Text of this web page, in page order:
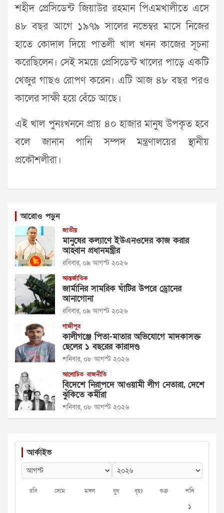
শহীদ প্রেসিডেন্ট জিয়াউর রহমান পিএমখালীতে এসে
৪৮ বছর আগে ১৯৭৯ সালের নভেম্বর মাসে নিজের
হাতে কোদাল দিয়ে পাতলী খাল খনন কাজের সূচনা
করেছিলেন। সেই সময়ে প্রেসিডেন্ট খালের পাড়ে একটি
খেজুর গাছও রোপণ করেন। এটি আজ ৪৮ বছর পরও
কালের সাক্ষী হয়ে বেঁচে আছে।
এই খাল পুনঃখননে প্রায় ৪০ হাজার মানুষ উপকৃত হবে
বলে জানান পানি সম্পদ মন্ত্রণালয়ের স্থানীয়
প্রকৌশলীরা।
আরোও পড়ুন
জাতীয়
মানুষের কল্যাণে ইউএনওদের কাজ করার
আহ্বান প্রধানমন্ত্রীর
রবিবার, ০৯ আগস্ট ২০২৬
আন্তর্জাতিক
জার্মানির সামরিক ঘাঁটির উপরে ড্রোনের
আনাগোনা
রবিবার, ০৯ আগস্ট ২০২৬
গাজীপুর
কালীগঞ্জে পিতা-মাতার অভিযোগে মাদকাসক্ত
ছেলের ১ বছরের কারাদণ্ড
শনিবার, ০৮ আগস্ট ২০২৬
আলোচিত রাজনীতি
বিদেশে নিরাপদে আওয়ামী লীগ নেতারা, দেশে
ঝুঁকিতে কর্মীরা
শনিবার, ০৮ আগস্ট ২০২৬
আর্কাইভ
রবি সোম মঙ্গল বুধ বৃহঃ শুক্র শনি
১